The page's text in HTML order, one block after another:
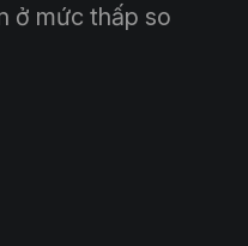
ở mức thấp so